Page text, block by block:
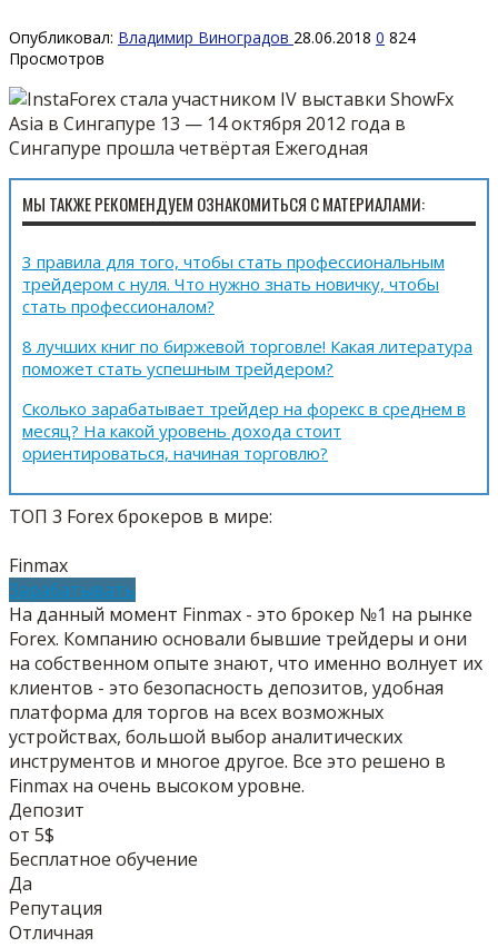
Опубликовал: Владимир Виноградов 28.06.2018 0 824
Просмотров
МЫ ТАКЖЕ РЕКОМЕНДУЕМ ОЗНАКОМИТЬСЯ С МАТЕРИАЛАМИ:
3 правила для того, чтобы стать профессиональным
трейдером с нуля. Что нужно знать новичку, чтобы
стать профессионалом?
8 лучших книг по биржевой торговле! Какая литература
поможет стать успешным трейдером?
Сколько зарабатывает трейдер на форекс в среднем в
месяц? На какой уровень дохода стоит
ориентироваться, начиная торговлю?
ТОП 3 Forex брокеров в мире:
Finmax
Зарабатывать
На данный момент Finmax - это брокер №1 на рынке
Forex. Компанию основали бывшие трейдеры и они
на собственном опыте знают, что именно волнует их
клиентов - это безопасность депозитов, удобная
платформа для торгов на всех возможных
устройствах, большой выбор аналитических
инструментов и многое другое. Все это решено в
Finmax на очень высоком уровне.
Депозит
от 5$
Бесплатное обучение
Да
Репутация
Отличная